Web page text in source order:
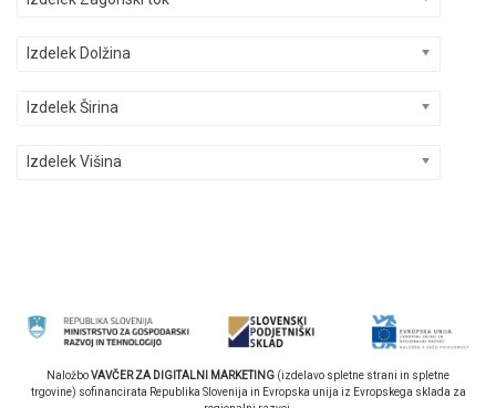
Izdelek Dolžina
Izdelek Širina
Izdelek Višina
NaložboVAVČER ZA DIGITALNI MARKETING (izdelavo spletne strani in spletne
trgovine) sofinancirata Republika Slovenija in Evropska unija iz Evropskega sklada za